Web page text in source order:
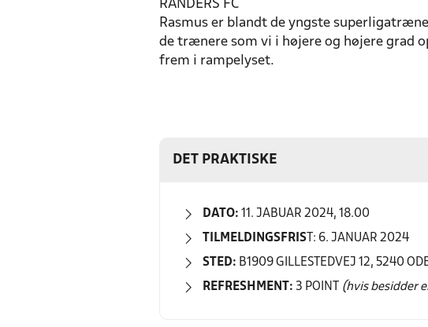
RANDERS FC
Rasmus er blandt de yngste
de trænere som vi i højere og højere grad
frem i rampelyset.
DET PRAKTISKE
DATO: 11. JABUAR 2024, 18.00
TILMELDINGSFRIS T: 6. JANUAR 2024
STED: B1909 GILLESTEDVEJ 12, 5240
REFRESHMENT: 3 POINT (hvis besidder